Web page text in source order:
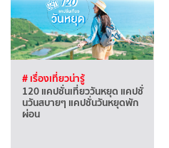
# เรื่องเที่ยวน่ารู้
120 แคปชั่นเที่ยววันหยุด แคปชั่
นวันสบายๆ แคปชั่นวันหยุดพัก
ผ่อน